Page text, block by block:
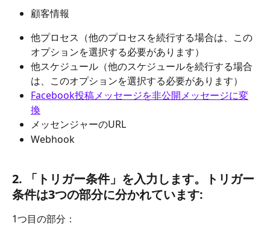
顧客情報
他プロセス（他のプロセスを続行する場合は、この
オプションを選択する必要があります）
他スケジュール（他のスケジュールを続行する場合
は、このオプションを選択する必要があります）
Facebook投稿メッセージを非公開メッセージに変
換
メッセンジャーのURL
Webhook
2. 「トリガー条件」を入力します。トリガー
条件は3つの部分に分かれています:
1つ目の部分：